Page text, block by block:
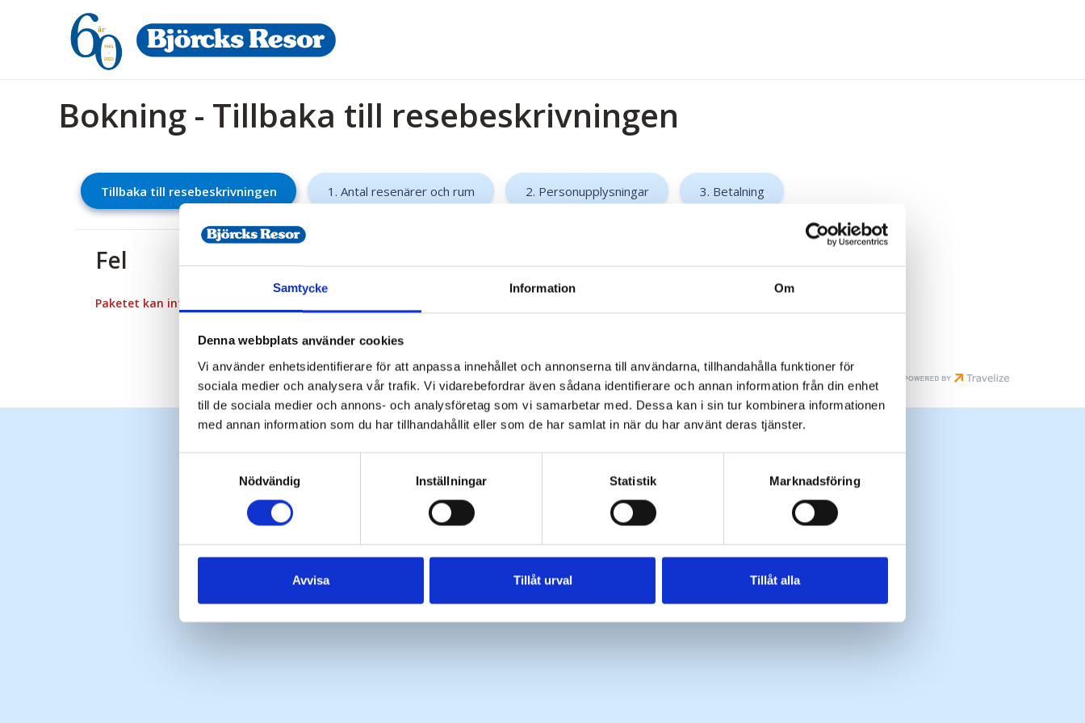
Samtycke Information Om
Denna webbplats använder cookies
Vi använder enhetsidentifierare för att anpassa innehållet och annonserna till användarna, tillhandahålla funktioner för
sociala medier och analysera vår trafik. Vi vidarebefordrar även sådana identifierare och annan information från din enhet
till de sociala medier och annons- och analysföretag som vi samarbetar med. Dessa kan i sin tur kombinera informationen
med annan information som du har tillhandahållit eller som de har samlat in när du har använt deras tjänster.
Nödvändig
Inställningar Statistik Marknadsföring
Avvisa Tillåt urval Tillåt alla
Bokning - Tillbaka till resebeskrivningen
Tillbaka till resebeskrivningen 1. Antal resenärer och rum 2. Personupplysningar 3. Betalning
Fel
Paketet kan inte bokas